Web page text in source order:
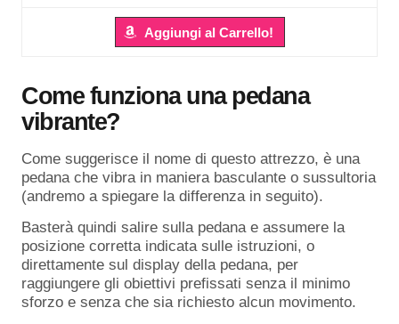
Aggiungi al Carrello!
Come funziona una pedana
vibrante?
Come suggerisce il nome di questo attrezzo, è una
pedana che vibra in maniera basculante o sussultoria
(andremo a spiegare la differenza in seguito).
Basterà quindi salire sulla pedana e assumere la
posizione corretta indicata sulle istruzioni, o
direttamente sul display della pedana, per
raggiungere gli obiettivi prefissati senza il minimo
sforzo e senza che sia richiesto alcun movimento.